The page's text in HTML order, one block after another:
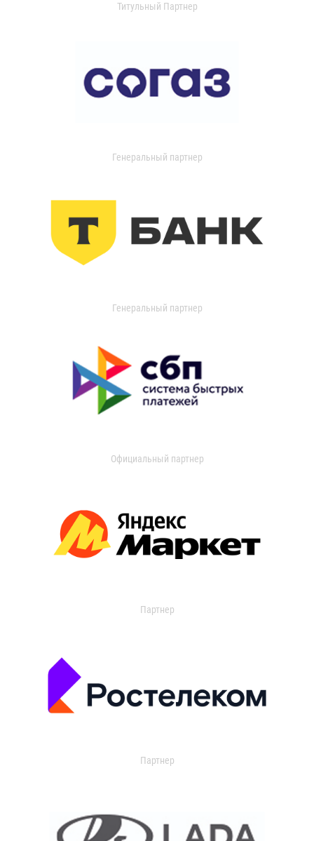
Титульный Партнер
Генеральный партнер
Генеральный партнер
Официальный партнер
Партнер
Партнер